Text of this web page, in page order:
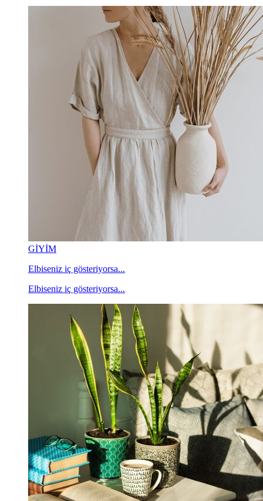
GİYİM
Elbiseniz iç gösteriyorsa...
Elbiseniz iç gösteriyorsa...